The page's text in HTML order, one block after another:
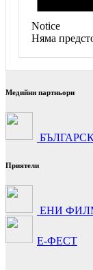
Notice
Няма
Медийни партньори
Приятели
ЕНИ
Е-ФЕСТ